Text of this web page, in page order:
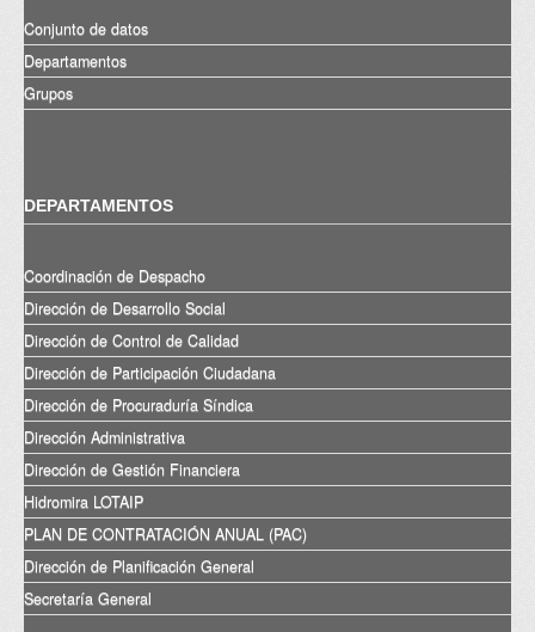
Conjunto de datos
Departamentos
Grupos
DEPARTAMENTOS
Coordinación de Despacho
Dirección de Desarrollo Social
Dirección de Control de Calidad
Dirección de Participación Ciudadana
Dirección de Procuraduría Síndica
Dirección Administrativa
Dirección de Gestión Financiera
Hidromira LOTAIP
PLAN DE CONTRATACIÓN ANUAL (PAC)
Dirección de Planificación General
Secretaría General